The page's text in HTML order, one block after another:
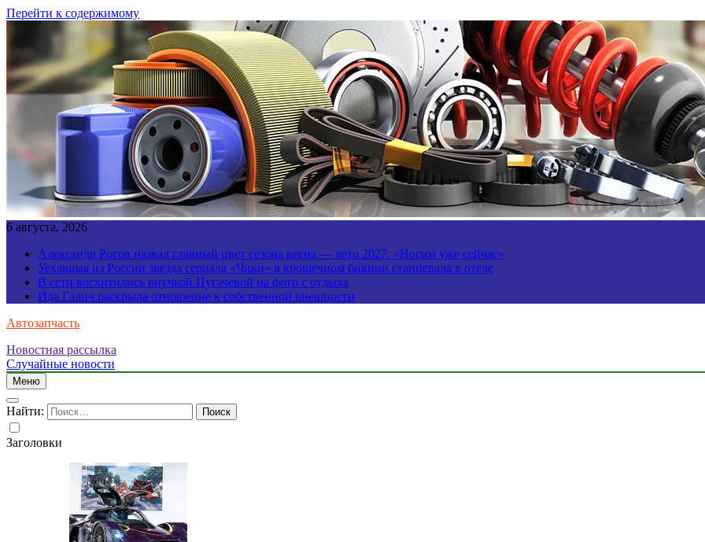
Перейти к содержимому
6 августа, 2026
Александр Рогов назвал главный цвет сезона весна — лето 2027: «Носим уже сейчас»
Уехавшая из России звезда сериала «Чики» в крошечном бикини станцевала в отеле
В сети восхитились внучкой Пугачевой на фото с отдыха
Ида Галич раскрыла отношение к собственной внешности
Автозапчасть
Новостная рассылка
Случайные новости
Меню
Найти:
Заголовки